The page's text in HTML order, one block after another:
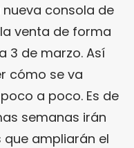
consola de
venta de forma
3 de marzo. Así
cómo se va
poco a poco. Es de
semanas irán
ampliarán el